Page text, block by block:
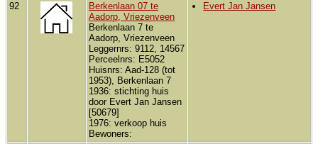
92
Berkenlaan 07 te
Aadorp, Vriezenveen
Berkenlaan 7 te
Aadorp, Vriezenveen
Leggernrs: 9112, 14567
Perceelnrs: E5052
Huisnrs: Aad-128 (tot
1953), Berkenlaan 7
1936: stichting huis
door Evert Jan Jansen
[50679]
1976: verkoop huis
Bewoners:
Evert Jan Jansen